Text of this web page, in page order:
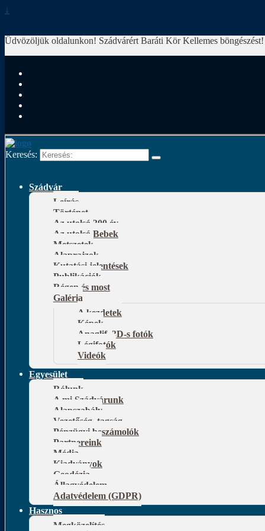
↓
Üdvözöljük oldalunkon! Szádvárért Baráti Kör Kellemes
Keresés:
Szádvár
Leírás
Történet
Az utolsó 300 év
Az utolsó Bebek
Metszetek
Alaprajzok
Kutatási jelentések
Publikációk
Régen és most
Galéria
A kezdetek
Képek
Anaglif, 3D-s fotók
Légifotók
Videók
Egyesület
Rólunk
A mi Szádvárunk
Alapszabály
Vezetőség, tagság
Pénzügyi beszámolók
Partnereink
Média
Kiadványok
Geodézia
Állagvédelem
Adatvédelem (GDPR)
Hasznos
Megközelítés